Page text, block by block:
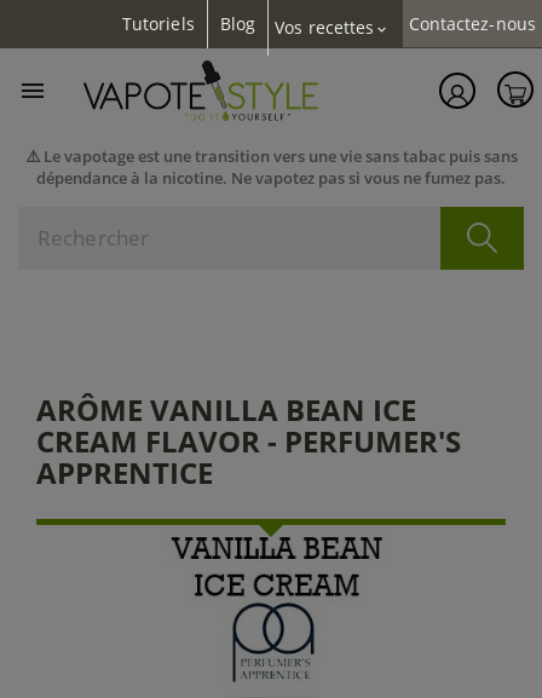
Tutoriels Blog Vos recettes expand_more Contactez-nous
⚠️ Le vapotage est une transition vers une vie sans tabac puis sans
dépendance à la nicotine. Ne vapotez pas si vous ne fumez pas.

ARÔME VANILLA BEAN ICE
CREAM FLAVOR - PERFUMER'S
APPRENTICE